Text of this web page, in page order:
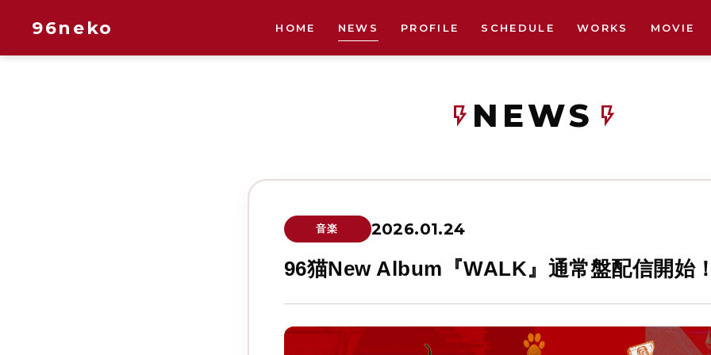
96neko HOME NEWS PROFILE SCHEDULE WORKS MOVIE
flash_on NEWS flash_on
音楽 2026.01.24
96猫New Album『WALK』通常盤配信開始！